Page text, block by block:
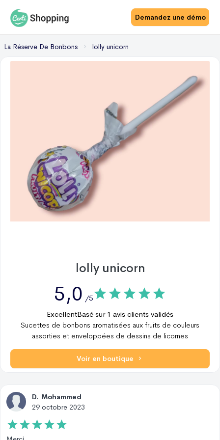
Demandez une démo
La Réserve De Bonbons lolly unicorn
lolly unicorn
5,0 /5
ExcellentBasé sur 1 avis clients validés
Sucettes de bonbons aromatisées aux fruits de couleurs
assorties et enveloppées de dessins de licornes
Voir en boutique
D. Mohammed
29 octobre 2023